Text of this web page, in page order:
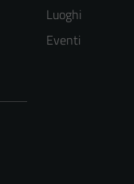
Luoghi
Eventi